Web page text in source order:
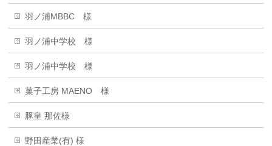
羽ノ浦MBBC 様
羽ノ浦中学校 様
羽ノ浦中学校 様
菓子工房 MAENO 様
豚皇 那佐様
野田産業(有) 様